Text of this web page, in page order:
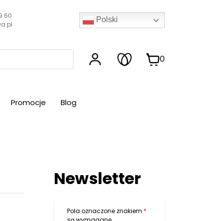
60
Polski
0
Promocje Blog
Newsletter
Pola oznaczone znakiem *